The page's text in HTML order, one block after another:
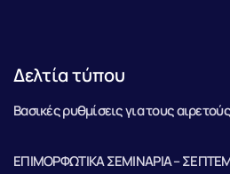
Δελτία τύπου
Βασικές ρυθμίσεις για τους
ΕΠΙΜΟΡΦΩΤΙΚΑ ΣΕΜΙΝΑΡΙΑ –